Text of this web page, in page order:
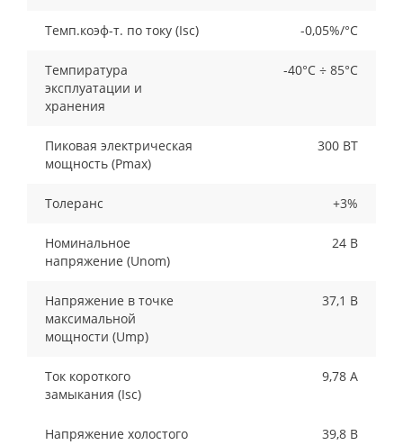
Темп.коэф-т. по току (Isc) -0,05%/°С
Темпиратура
эксплуатации и
хранения
-40°С ÷ 85°С
Пиковая электрическая
мощность (Pmax)
300 ВТ
Толеранс +3%
Номинальное
напряжение (Unom)
24 В
Напряжение в точке
максимальной
мощности (Ump)
37,1 В
Ток короткого
замыкания (Isc)
9,78 А
Напряжение холостого
39,8 В